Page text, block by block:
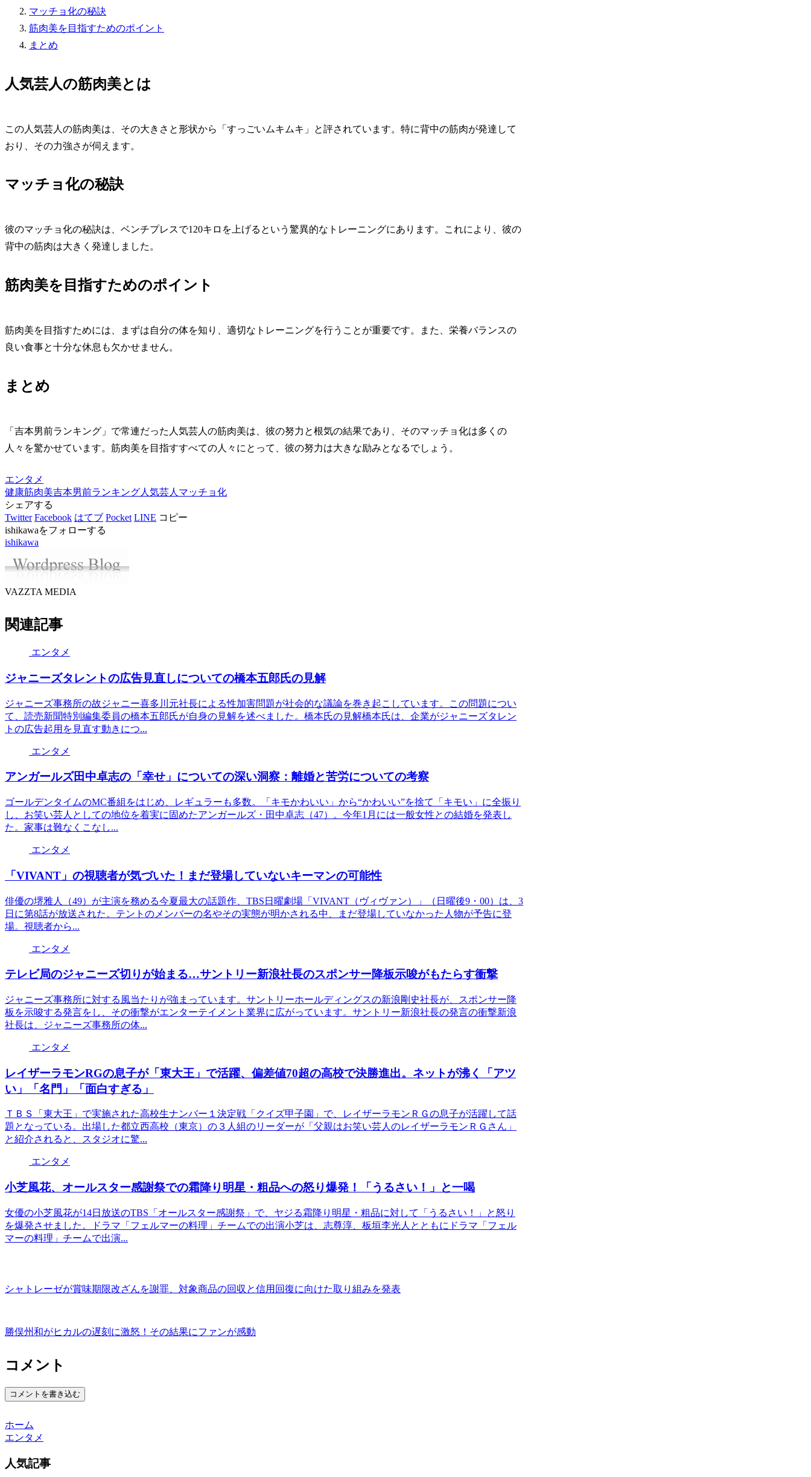
マッチョ化の秘訣
筋肉美を目指すためのポイント
まとめ
人気芸人の筋肉美とは
この人気芸人の筋肉美は、その大きさと形状から「すっごいムキムキ」と評されています。特に背中の筋肉が発達して
おり、その力強さが伺えます。
マッチョ化の秘訣
彼のマッチョ化の秘訣は、ベンチプレスで120キロを上げるという驚異的なトレーニングにあります。これにより、彼の
背中の筋肉は大きく発達しました。
筋肉美を目指すためのポイント
筋肉美を目指すためには、まずは自分の体を知り、適切なトレーニングを行うことが重要です。また、栄養バランスの
良い食事と十分な休息も欠かせません。
まとめ
「吉本男前ランキング」で常連だった人気芸人の筋肉美は、彼の努力と根気の結果であり、そのマッチョ化は多くの
人々を驚かせています。筋肉美を目指すすべての人々にとって、彼の努力は大きな励みとなるでしょう。
エンタメ
健康筋肉美吉本男前ランキング人気芸人マッチョ化
シェアする
Twitter Facebook はてブ Pocket LINE コピー
ishikawaをフォローする
ishikawa
VAZZTA MEDIA
関連記事
エンタメ
ジャニーズタレントの広告見直しについての橋本五郎氏の見解
ジャニーズ事務所の故ジャニー喜多川元社長による性加害問題が社会的な議論を巻き起こしています。この問題につい
て、読売新聞特別編集委員の橋本五郎氏が自身の見解を述べました。橋本氏の見解橋本氏は、企業がジャニーズタレン
トの広告起用を見直す動きにつ...
エンタメ
アンガールズ田中卓志の「幸せ」についての深い洞察：離婚と苦労についての考察
ゴールデンタイムのMC番組をはじめ、レギュラーも多数。「キモかわいい」から“かわいい”を捨て「キモい」に全振り
し、お笑い芸人としての地位を着実に固めたアンガールズ・田中卓志（47）。今年1月には一般女性との結婚を発表し
た。家事は難なくこなし...
エンタメ
「VIVANT」の視聴者が気づいた！まだ登場していないキーマンの可能性
俳優の堺雅人（49）が主演を務める今夏最大の話題作、TBS日曜劇場「VIVANT（ヴィヴァン）」（日曜後9・00）は、3
日に第8話が放送された。テントのメンバーの名やその実態が明かされる中、まだ登場していなかった人物が予告に登
場。視聴者から...
エンタメ
テレビ局のジャニーズ切りが始まる…サントリー新浪社長のスポンサー降板示唆がもたらす衝撃
ジャニーズ事務所に対する風当たりが強まっています。サントリーホールディングスの新浪剛史社長が、スポンサー降
板を示唆する発言をし、その衝撃がエンターテイメント業界に広がっています。サントリー新浪社長の発言の衝撃新浪
社長は、ジャニーズ事務所の体...
エンタメ
レイザーラモンRGの息子が「東大王」で活躍、偏差値70超の高校で決勝進出。ネットが沸く「アツ
い」「名門」「面白すぎる」
ＴＢＳ「東大王」で実施された高校生ナンバー１決定戦「クイズ甲子園」で、レイザーラモンＲＧの息子が活躍して話
題となっている。出場した都立西高校（東京）の３人組のリーダーが「父親はお笑い芸人のレイザーラモンＲＧさん」
と紹介されると、スタジオに驚...
エンタメ
小芝風花、オールスター感謝祭での霜降り明星・粗品への怒り爆発！「うるさい！」と一喝
女優の小芝風花が14日放送のTBS「オールスター感謝祭」で、ヤジる霜降り明星・粗品に対して「うるさい！」と怒り
を爆発させました。ドラマ「フェルマーの料理」チームでの出演小芝は、志尊淳、板垣李光人とともにドラマ「フェル
マーの料理」チームで出演...
シャトレーゼが賞味期限改ざんを謝罪、対象商品の回収と信用回復に向けた取り組みを発表
勝俣州和がヒカルの遅刻に激怒！その結果にファンが感動
コメント
コメントを書き込む
ホーム
エンタメ
人気記事